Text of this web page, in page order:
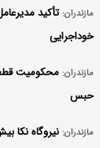
مازندران: تأکید
خوداجرایی
مازندران:
حبس
مازندران: نیروگاه نکا